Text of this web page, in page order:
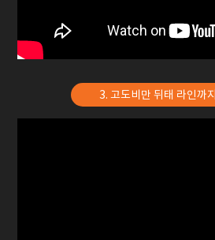
3. 고도비만 뒤태 라인까